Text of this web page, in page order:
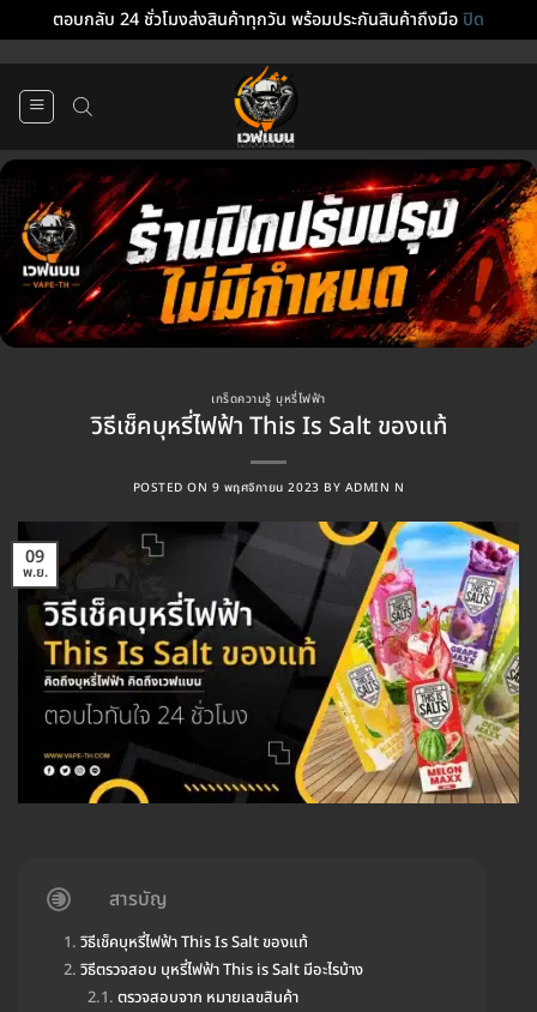
ตอบกลับ 24 ชั่วโมงส่งสินค้าทุกวัน พร้อมประกันสินค้าถึงมือปิด
เกร็ดความรู้ บุหรี่ไฟฟ้า
วิธีเช็คบุหรี่ไฟฟ้า This Is Salt ของแท้
POSTED ON 9 พฤศจิกายน 2023 BY ADMIN N
09
พ.ย.
สารบัญ
วิธีเช็คบุหรี่ไฟฟ้า This Is Salt ของแท้
วิธีตรวจสอบ บุหรี่ไฟฟ้า This is Salt มีอะไรบ้าง
ตรวจสอบจาก หมายเลขสินค้า